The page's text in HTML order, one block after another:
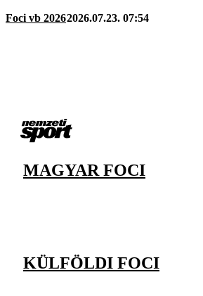
Foci vb 20262026.07.23. 07:54
MAGYAR FOCI
KÜLFÖLDI FOCI